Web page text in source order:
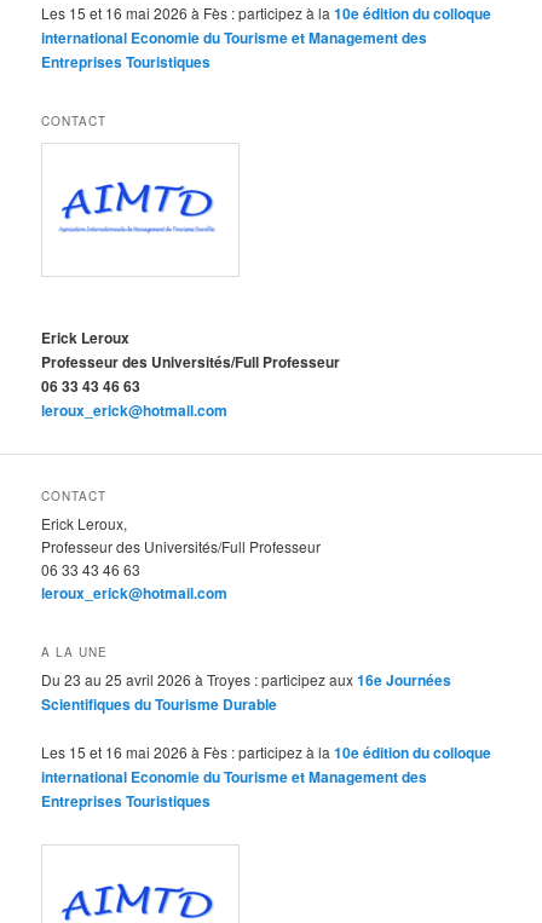
Les 15 et 16 mai 2026 à Fès : participez à la10e édition du colloque
international Economie du Tourisme et Management des
Entreprises Touristiques
CONTACT
Erick Leroux
Professeur des Universités/Full Professeur
06 33 43 46 63
leroux_erick@hotmail.com
CONTACT
Erick Leroux,
Professeur des Universités/Full Professeur
06 33 43 46 63
leroux_erick@hotmail.com
A LA UNE
Du 23 au 25 avril 2026 à Troyes : participez aux16e Journées
Scientifiques du Tourisme Durable
Les 15 et 16 mai 2026 à Fès : participez à la10e édition du colloque
international Economie du Tourisme et Management des
Entreprises Touristiques